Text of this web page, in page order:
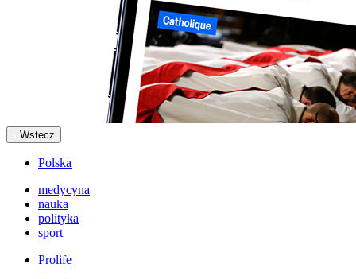
Wstecz
Polska
medycyna
nauka
polityka
sport
Prolife